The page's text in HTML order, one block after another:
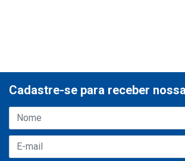
Cadastre-se para receber